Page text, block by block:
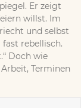
Er zeigt
willst. Im
und selbst
rebellisch.
Doch wie
Terminen